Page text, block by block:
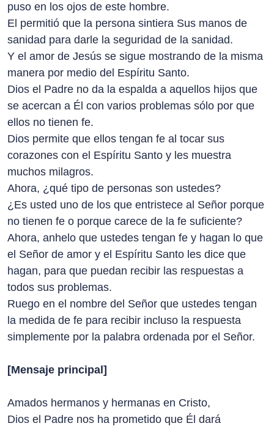
puso en los ojos de este hombre.
El permitió que la persona sintiera Sus manos de
sanidad para darle la seguridad de la sanidad.
Y el amor de Jesús se sigue mostrando de la misma
manera por medio del Espíritu Santo.
Dios el Padre no da la espalda a aquellos hijos que
se acercan a Él con varios problemas sólo por que
ellos no tienen fe.
Dios permite que ellos tengan fe al tocar sus
corazones con el Espíritu Santo y les muestra
muchos milagros.
Ahora, ¿qué tipo de personas son ustedes?
¿Es usted uno de los que entristece al Señor porque
no tienen fe o porque carece de la fe suficiente?
Ahora, anhelo que ustedes tengan fe y hagan lo que
el Señor de amor y el Espíritu Santo les dice que
hagan, para que puedan recibir las respuestas a
todos sus problemas.
Ruego en el nombre del Señor que ustedes tengan
la medida de fe para recibir incluso la respuesta
simplemente por la palabra ordenada por el Señor.
[Mensaje principal]
Amados hermanos y hermanas en Cristo,
Dios el Padre nos ha prometido que Él dará